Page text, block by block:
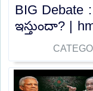
BIG
ఇస్తుందా? |